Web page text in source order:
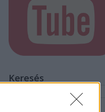
Keresés